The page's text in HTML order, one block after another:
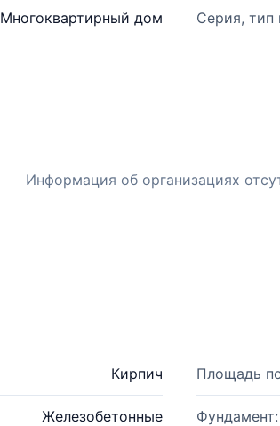
Многоквартирный дом Серия, тип
Информация об организациях
Кирпич Площадь
Железобетонные Фундамент: